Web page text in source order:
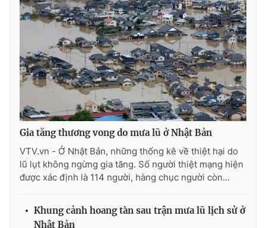
Photo Infographic
Video Shorts video
VTV Money VTV Thể thao
VTV Sức khoẻ Bất động sản
Thị trường 24h Tấm lòng Việt
VTV9
Gia tăng thương vong do mưa lũ ở Nhật Bản
VTV.vn - Ở Nhật Bản, những thống kê về thiệt hại do
lũ lụt không ngừng gia tăng. Số người thiệt mạng hiện
được xác định là 114 người, hàng chục người còn...
Khung cảnh hoang tàn sau trận mưa lũ lịch sử ở
Nhật Bản